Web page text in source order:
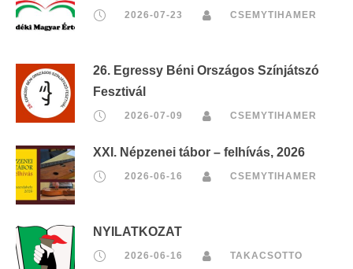
2026-07-23 CSEMYTIHAMER
26. Egressy Béni Országos Színjátszó
Fesztivál
2026-07-09 CSEMYTIHAMER
XXI. Népzenei tábor – felhívás, 2026
2026-06-16 CSEMYTIHAMER
NYILATKOZAT
2026-06-16 TAKACSOTTO